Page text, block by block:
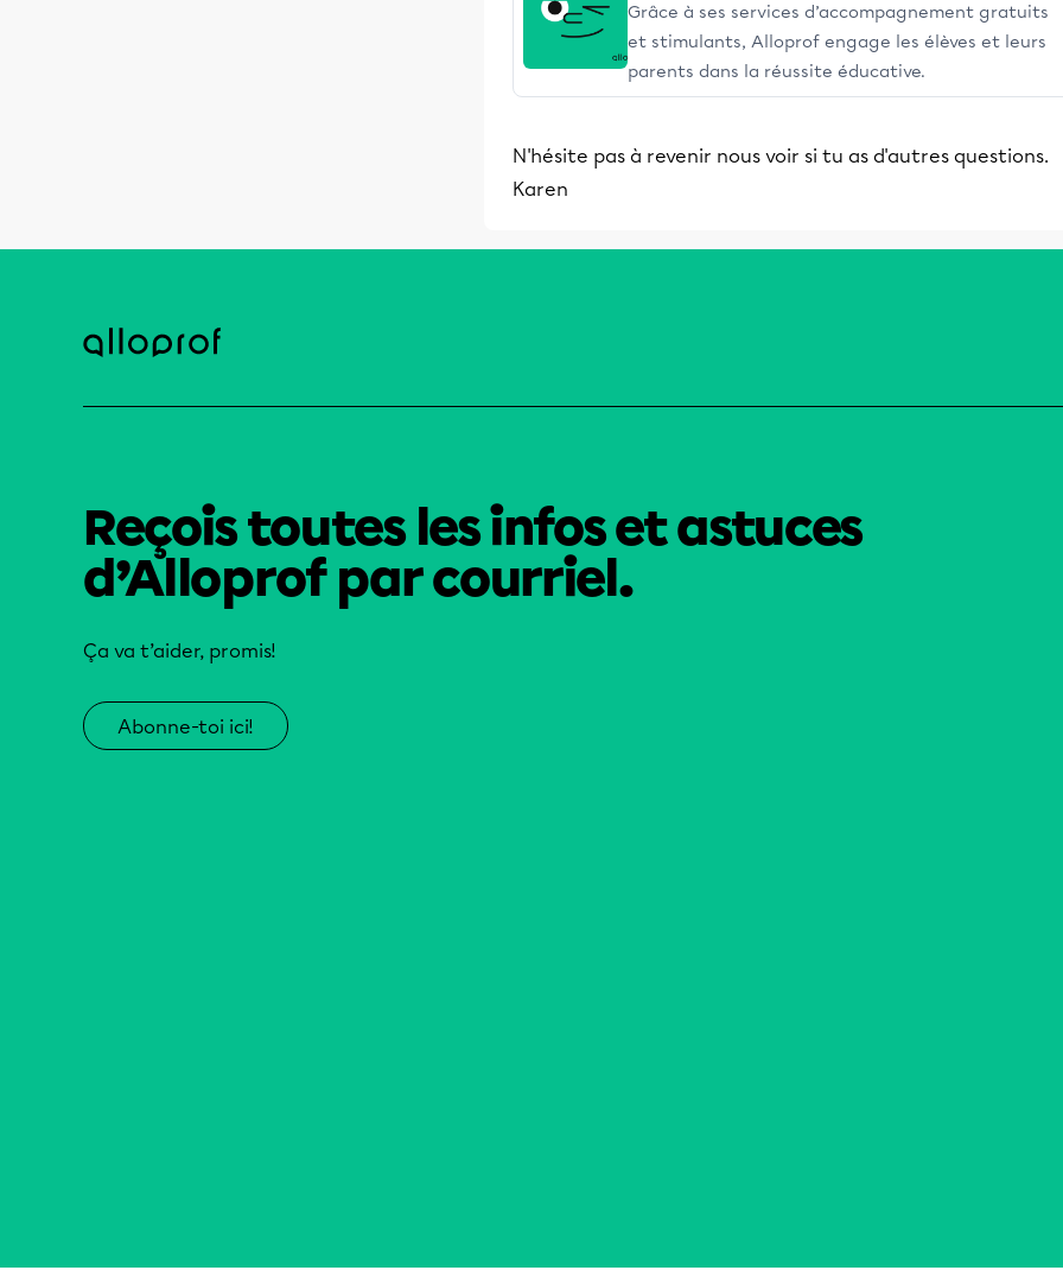
Grâce à ses services d’accompagnement gratuits
et stimulants, Alloprof engage les élèves et leurs
parents dans la réussite éducative.
N'hésite pas à revenir nous voir si tu as d'autres questions.
Karen
Reçois toutes les infos et astuces
d’Alloprof par courriel.
Ça va t’aider, promis!
Abonne-toi ici!